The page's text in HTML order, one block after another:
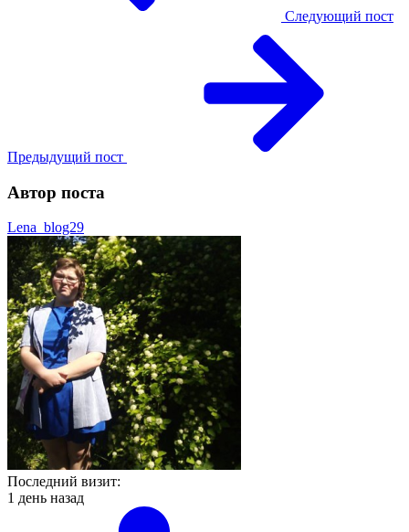
Следующий пост
Предыдущий пост
Автор поста
Lena_blog29
Последний визит:
1 день назад